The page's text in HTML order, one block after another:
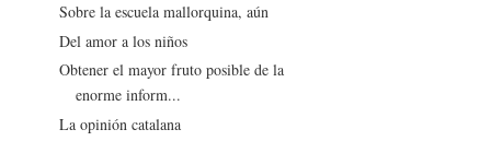
Sobre la escuela mallorquina, aún
Del amor a los niños
Obtener el mayor fruto posible de la
enorme inform...
La opinión catalana